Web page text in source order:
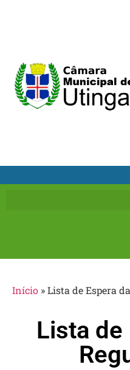
Início »Lista de Espera
Lista de